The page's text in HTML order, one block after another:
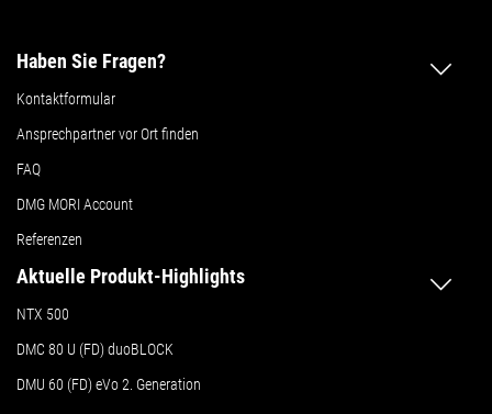
Haben Sie Fragen?
Kontaktformular
Ansprechpartner vor Ort finden
FAQ
DMG MORI Account
Referenzen
Aktuelle Produkt-Highlights
NTX 500
DMC 80 U (FD) duoBLOCK
DMU 60 (FD) eVo 2. Generation